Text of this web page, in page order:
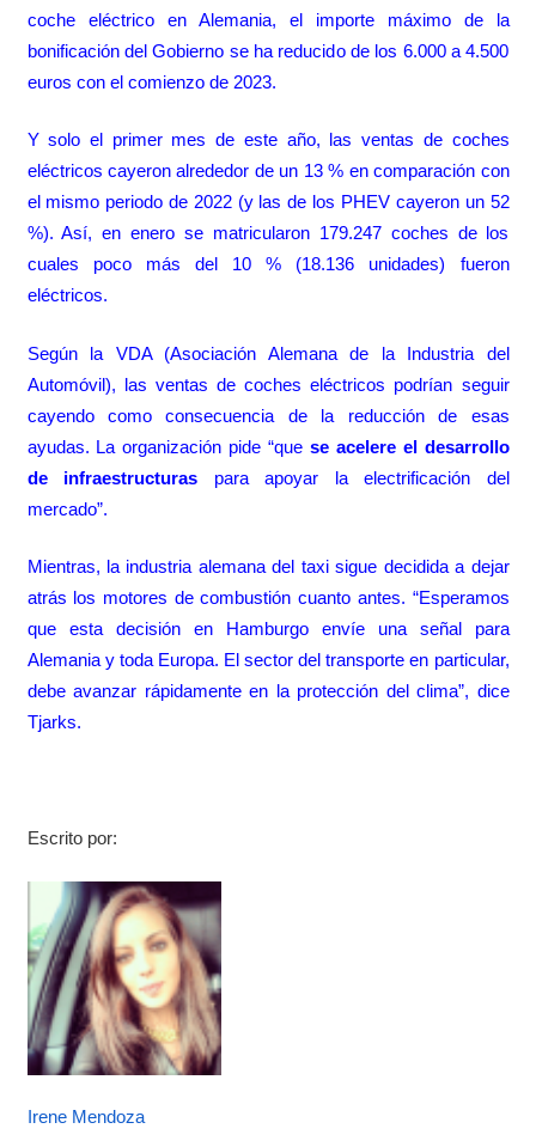
coche eléctrico en Alemania, el importe máximo de la
bonificación del Gobierno se ha reducido de los 6.000 a 4.500
euros con el comienzo de 2023.
Y solo el primer mes de este año, las ventas de coches
eléctricos cayeron alrededor de un 13 % en comparación con
el mismo periodo de 2022 (y las de los PHEV cayeron un 52
%). Así, en enero se matricularon 179.247 coches de los
cuales poco más del 10 % (18.136 unidades) fueron
eléctricos.
Según la VDA (Asociación Alemana de la Industria del
Automóvil), las ventas de coches eléctricos podrían seguir
cayendo como consecuencia de la reducción de esas
ayudas. La organización pide “que se acelere el desarrollo
de infraestructuras para apoyar la electrificación del
mercado”.
Mientras, la industria alemana del taxi sigue decidida a dejar
atrás los motores de combustión cuanto antes. “Esperamos
que esta decisión en Hamburgo envíe una señal para
Alemania y toda Europa. El sector del transporte en particular,
debe avanzar rápidamente en la protección del clima”, dice
Tjarks.
Escrito por:
Irene Mendoza